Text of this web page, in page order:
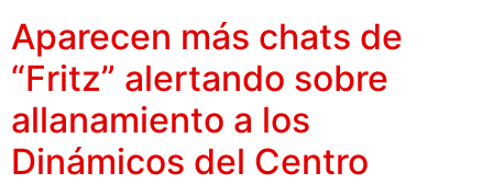
Aparecen más chats de
“Fritz” alertando sobre
allanamiento a los
Dinámicos del Centro